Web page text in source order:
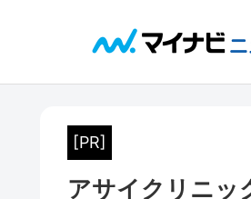
[PR]
アサイクリニッ